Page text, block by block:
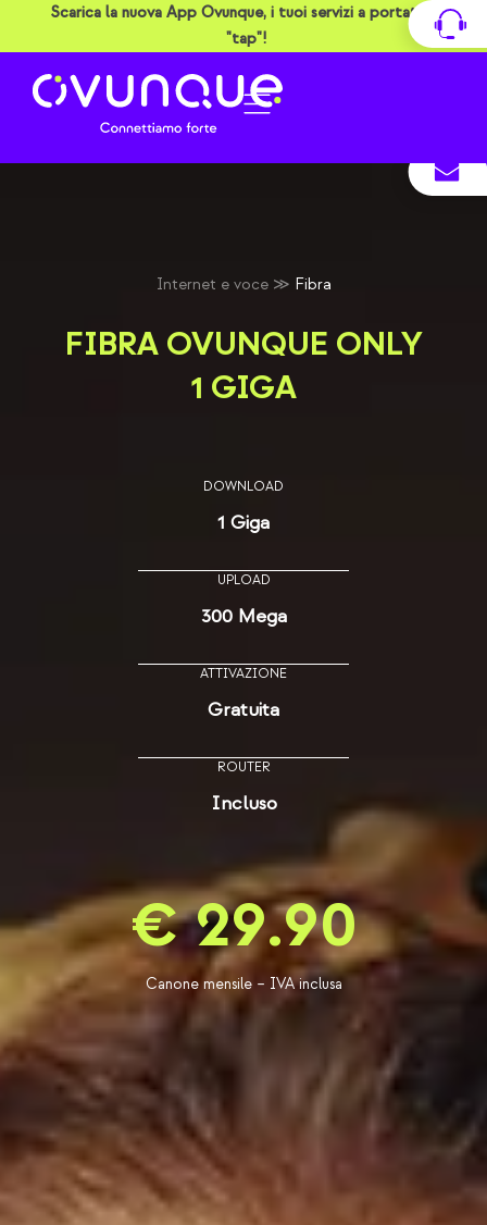
Scarica la nuova App Ovunque, i tuoi servizi a portata di
"tap"!
Internet e voce≫ Fibra
FIBRA OVUNQUE ONLY
1 GIGA
DOWNLOAD
1 Giga
UPLOAD
300 Mega
ATTIVAZIONE
Gratuita
ROUTER
Incluso
€ 29.90
Canone mensile – IVA inclusa